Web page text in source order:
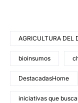
AGRICULTURA DEL
bioinsumos
DestacadasHome
iniciativas que